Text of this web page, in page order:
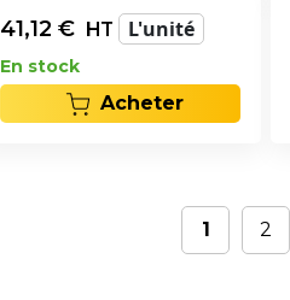
41,12 € HT L'unité
En stock
Acheter
1 2